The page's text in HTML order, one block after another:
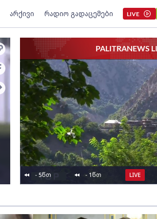
არქივი რადიო გადაცემები LIVE
PALITRANEWS
- 5წთ - 1წთ LIVE